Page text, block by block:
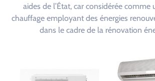
aides de l’État, car considérée comme
chauffage employant des énergies
dans le cadre de la rénovation